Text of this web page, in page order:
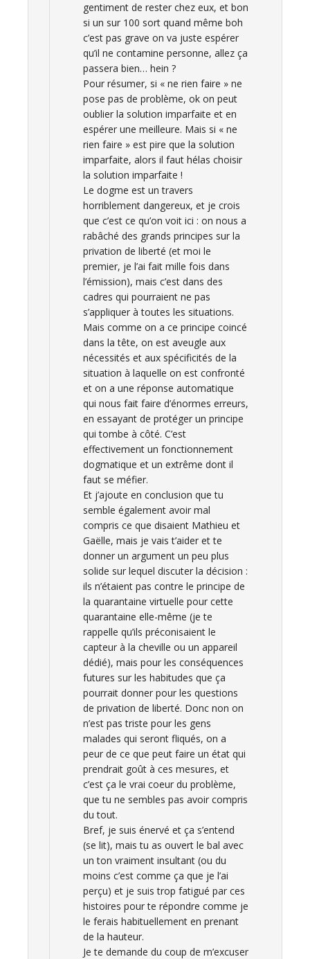
gentiment de rester chez eux, et bon
si un sur 100 sort quand même boh
c’est pas grave on va juste espérer
qu’il ne contamine personne, allez ça
passera bien… hein ?
Pour résumer, si « ne rien faire » ne
pose pas de problème, ok on peut
oublier la solution imparfaite et en
espérer une meilleure. Mais si « ne
rien faire » est pire que la solution
imparfaite, alors il faut hélas choisir
la solution imparfaite !
Le dogme est un travers
horriblement dangereux, et je crois
que c’est ce qu’on voit ici : on nous a
rabâché des grands principes sur la
privation de liberté (et moi le
premier, je l’ai fait mille fois dans
l’émission), mais c’est dans des
cadres qui pourraient ne pas
s’appliquer à toutes les situations.
Mais comme on a ce principe coincé
dans la tête, on est aveugle aux
nécessités et aux spécificités de la
situation à laquelle on est confronté
et on a une réponse automatique
qui nous fait faire d’énormes erreurs,
en essayant de protéger un principe
qui tombe à côté. C’est
effectivement un fonctionnement
dogmatique et un extrême dont il
faut se méfier.
Et j’ajoute en conclusion que tu
semble également avoir mal
compris ce que disaient Mathieu et
Gaëlle, mais je vais t’aider et te
donner un argument un peu plus
solide sur lequel discuter la décision :
ils n’étaient pas contre le principe de
la quarantaine virtuelle pour cette
quarantaine elle-même (je te
rappelle qu’ils préconisaient le
capteur à la cheville ou un appareil
dédié), mais pour les conséquences
futures sur les habitudes que ça
pourrait donner pour les questions
de privation de liberté. Donc non on
n’est pas triste pour les gens
malades qui seront fliqués, on a
peur de ce que peut faire un état qui
prendrait goût à ces mesures, et
c’est ça le vrai coeur du problème,
que tu ne sembles pas avoir compris
du tout.
Bref, je suis énervé et ça s’entend
(se lit), mais tu as ouvert le bal avec
un ton vraiment insultant (ou du
moins c’est comme ça que je l’ai
perçu) et je suis trop fatigué par ces
histoires pour te répondre comme je
le ferais habituellement en prenant
de la hauteur.
Je te demande du coup de m’excuser